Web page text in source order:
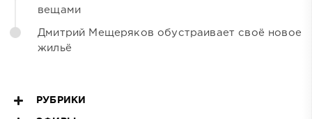
вещами
Дмитрий Мещеряков обустраивает своё новое
жильё
РУБРИКИ